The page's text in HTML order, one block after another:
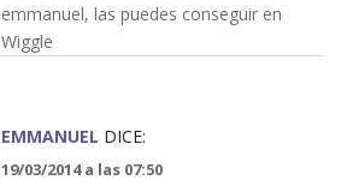
emmanuel, las puedes conseguir en
Wiggle
EMMANUEL DICE:
19/03/2014 a las 07:50